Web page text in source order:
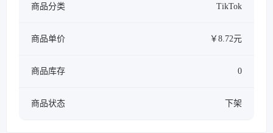
商品分类 TikTok
商品单价 ￥8.72元
商品库存 0
商品状态 下架